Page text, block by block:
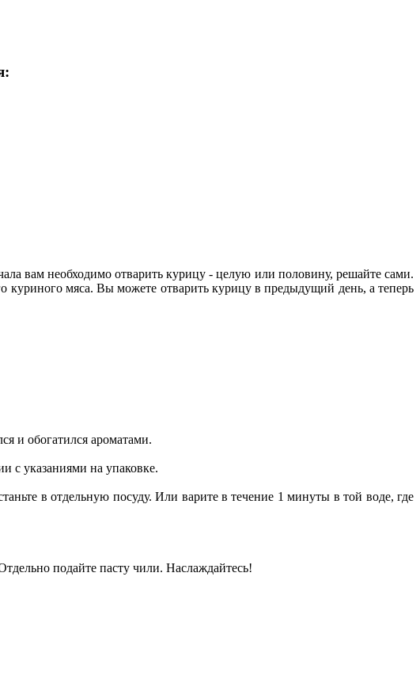
вам необходимо отварить курицу - целую или половину, решайте сами.
куриного мяса. Вы можете отварить курицу в предыдущий день, а теперь
и обогатился ароматами.
с указаниями на упаковке.
в отдельную посуду. Или варите в течение 1 минуты в той воде, где
подайте пасту чили. Наслаждайтесь!